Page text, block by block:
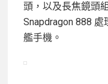
頭，以及長焦鏡頭
Snapdragon 888
艦手機。